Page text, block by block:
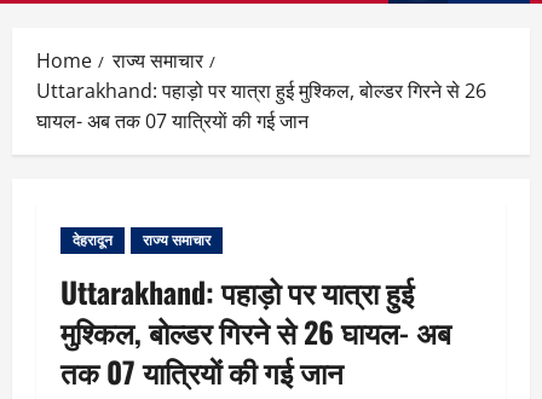
Home
राज्य समाचार
Uttarakhand: पहाड़ो पर यात्रा हुई मुश्किल, बोल्डर गिरने से 26
घायल- अब तक 07 यात्रियाें की गई जान
देहरादून राज्य समाचार
Uttarakhand: पहाड़ो पर यात्रा हुई
मुश्किल, बोल्डर गिरने से 26 घायल- अब
तक 07 यात्रियाें की गई जान